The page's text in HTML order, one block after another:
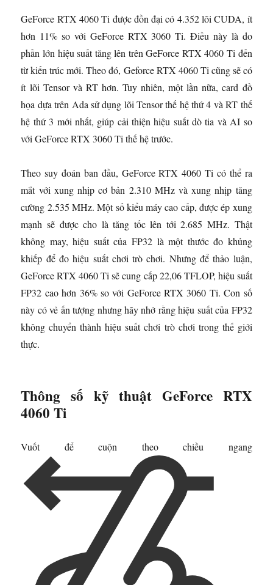
GeForce RTX 4060 Ti được đồn đại có 4.352 lõi CUDA, ít
hơn 11% so với GeForce RTX 3060 Ti. Điều này là do
phần lớn hiệu suất tăng lên trên GeForce RTX 4060 Ti đến
từ kiến ​​trúc mới. Theo đó, Geforce RTX 4060 Ti cũng sẽ có
ít lõi Tensor và RT hơn. Tuy nhiên, một lần nữa, card đồ
họa dựa trên Ada sử dụng lõi Tensor thế hệ thứ 4 và RT thế
hệ thứ 3 mới nhất, giúp cải thiện hiệu suất dò tia và AI so
với GeForce RTX 3060 Ti thế hệ trước.
Theo suy đoán ban đầu, GeForce RTX 4060 Ti có thể ra
mắt với xung nhịp cơ bản 2.310 MHz và xung nhịp tăng
cường 2.535 MHz. Một số kiểu máy cao cấp, được ép xung
mạnh sẽ được cho là tăng tốc lên tới 2.685 MHz. Thật
không may, hiệu suất của FP32 là một thước đo khủng
khiếp để đo hiệu suất chơi trò chơi. Nhưng để thảo luận,
GeForce RTX 4060 Ti sẽ cung cấp 22,06 TFLOP, hiệu suất
FP32 cao hơn 36% so với GeForce RTX 3060 Ti. Con số
này có vẻ ấn tượng nhưng hãy nhớ rằng hiệu suất của FP32
không chuyển thành hiệu suất chơi trò chơi trong thế giới
thực.
Thông số kỹ thuật GeForce RTX
4060 Ti
Vuốt để cuộn theo chiều ngang